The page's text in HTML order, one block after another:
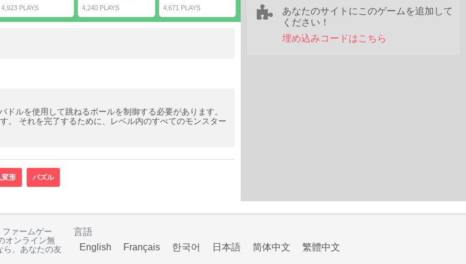
4,923 PLAYS 4,240 PLAYS 4,671 PLAYS
ルを使用して跳ねるボールを制御する必要があります。
。 それを完了するために、レベル内のすべてのモンスター
変形 パズル
あなたのサイトにこのゲームを追加して
ください！
埋め込みコードはこちら
ァームゲー
オンライン無
ら、あなたの友
言語
English
Français 한국어 日本語 简体中文 繁體中文